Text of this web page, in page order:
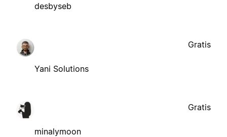
desbyseb
Yani Solutions
Gratis
minalymoon
Gratis